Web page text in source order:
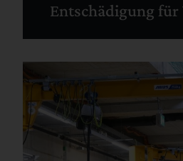
Entschädigung für